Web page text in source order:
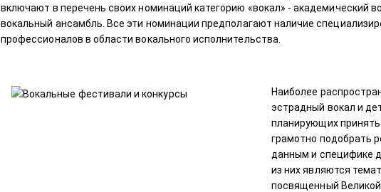
включают в перечень своих номинаций категорию «вокал» - академический
вокальный ансамбль. Все эти номинации предполагают наличие
профессионалов в области вокального исполнительства.
Наиболее
эстрадный вокал и
планирующих
грамотно подобрать
данным и специфике
из них являются
посвященный Великой